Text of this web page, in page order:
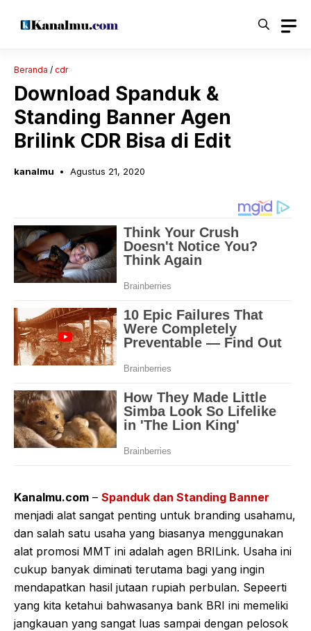
Beranda / cdr
Download Spanduk &
Standing Banner Agen
Brilink CDR Bisa di Edit
kanalmu Agustus 21, 2020
Kanalmu.com – Spanduk dan Standing Banner
menjadi alat sangat penting untuk branding usahamu,
dan salah satu usaha yang biasanya menggunakan
alat promosi MMT ini adalah agen BRILink. Usaha ini
cukup banyak diminati terutama bagi yang ingin
mendapatkan hasil jutaan rupiah perbulan. Sepeerti
yang kita ketahui bahwasanya bank BRI ini memeliki
jangkauan yang sangat luas sampai dengan pelosok